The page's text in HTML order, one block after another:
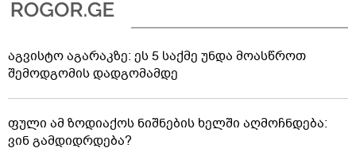
აგვისტო აგარაკზე: ეს 5 საქმე უნდა მოასწროთ
შემოდგომის დადგომამდე
ფული ამ ზოდიაქოს ნიშნების ხელში აღმოჩნდება:
ვინ გამდიდრდება?